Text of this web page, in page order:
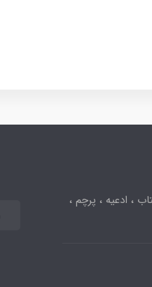
، ادعیه ، پرچم ،